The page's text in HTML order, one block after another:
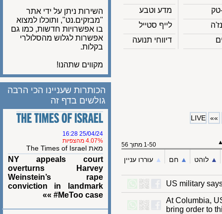
מדע וטבע
לייף סטייל
דיווחי תנועה
השירות ניתן על ידי אתר
"מבזקים.נט", ותוכלו למצוא
בו אפשרויות חדשות, כמו גם
אפשרות לגלוש מהסלולרי
בקלות.
מקווים שתהנו!
LIVE
1-50 מתוך 56
לוהט ▲︎ חם ▲︎ עוררו עניין
US military
At
bring order
הכותרות שעניינו הכי הרבה
גולשים בדף זה
25/04/24 16:28
4.07% מהצפיות
מאת The Times of Israel
NY appeals court
overturns Harvey
Weinstein’s rape
conviction in landmark
#MeToo case »»